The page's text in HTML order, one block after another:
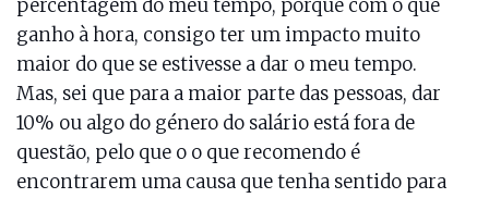
percentagem do meu tempo, porque com o que
ganho à hora, consigo ter um impacto muito
maior do que se estivesse a dar o meu tempo.
Mas, sei que para a maior parte das pessoas, dar
10% ou algo do género do salário está fora de
questão, pelo que o o que recomendo é
encontrarem uma causa que tenha sentido para